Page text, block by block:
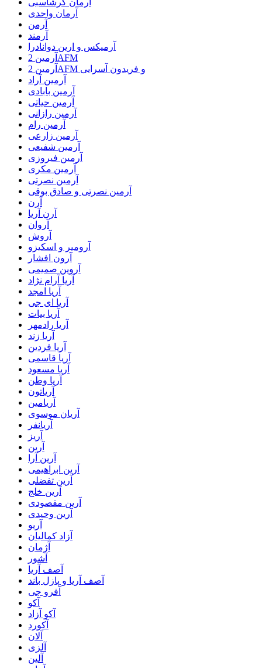
آرمان گرشاسبی
آرمان واحدی
آرمن
آرمند
آرمیکس و ارین دوانادرا
آرمین 2AFM
آرمین 2AFM و فریدون آسرایی
آرمین آراد
آرمین بابادی
آرمین حیاتی
آرمین رازانی
آرمین رام
آرمین زارعی
آرمین شفیعی
آرمین فیروزی
آرمین مکری
آرمین نصرتی
آرمین نصرتی و صادق بوقی
آرن
آرن آریا
آروان
آروش
آرومیر و اسکیزو
آرون افشار
آروین صمیمی
آریا آرام نژاد
آریا امجد
آریا ای جی
آریا بیات
آریا رادمهر
آریا زند
آریا فردین
آریا قاسمی
آریا مسعود
آریا وطن
آریاتون
آریامین
آریان موسوی
آریانفر
آریز
آرین
آرین آرا
آرین ابراهیمی
آرین تفضلی
آرین خلج
آرین مقصودی
آرین وحیدی
آریو
آزاد کمالیان
آژمان
آشور
آصف آریا
آصف آریا و پازل باند
آفرو جی
آکو
آکو آزاد
آکورد
آلان
آلزی
آلین